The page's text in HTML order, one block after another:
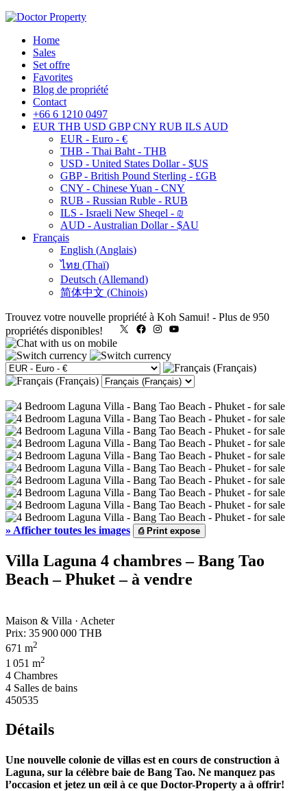
Home
Sales
Set offre
Favorites
Blog de propriété
Contact
+66 6 1210 0497
EUR THB USD GBP CNY RUB ILS AUD
EUR - Euro - €
THB - Thai Baht - THB
USD - United States Dollar - $US
GBP - British Pound Sterling - £GB
CNY - Chinese Yuan - CNY
RUB - Russian Ruble - RUB
ILS - Israeli New Sheqel - ₪
AUD - Australian Dollar - $AU
Français
English (Anglais)
ไทย (Thaï)
Deutsch (Allemand)
简体中文 (Chinois)
Trouvez votre nouvelle propriété à Koh Samui! - Plus de 950
propriétés disponibles!
X FacebookInstagram
» Afficher toutes les images ⎙Print expose
Villa Laguna 4 chambres – Bang Tao
Beach – Phuket – à vendre
Maison & Villa · Acheter
Prix: 35 900 000 THB
671 m2
1 051 m2
4 Chambres
4 Salles de bains
450535
Détails
Une nouvelle colonie de villas est en cours de construction à
Laguna, sur la célèbre baie de Bang Tao. Ne manquez pas
l’occasion et jetez un œil à ce que Doctor-Property a à offrir!